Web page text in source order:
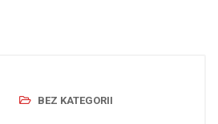
BEZ KATEGORII